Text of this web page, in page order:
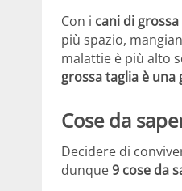
Con i cani di
più spazio,
malattie è più alto
grossa taglia è
Cose da
Decidere di
dunque9 cose da